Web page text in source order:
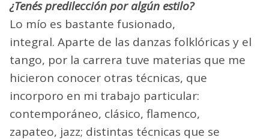
¿Tenés predilección por algún estilo?
Lo mío es bastante fusionado,
integral. Aparte de las danzas folklóricas y el
tango, por la carrera tuve materias que me
hicieron conocer otras técnicas, que
incorporo en mi trabajo particular:
contemporáneo, clásico, flamenco,
zapateo, jazz; distintas técnicas que se